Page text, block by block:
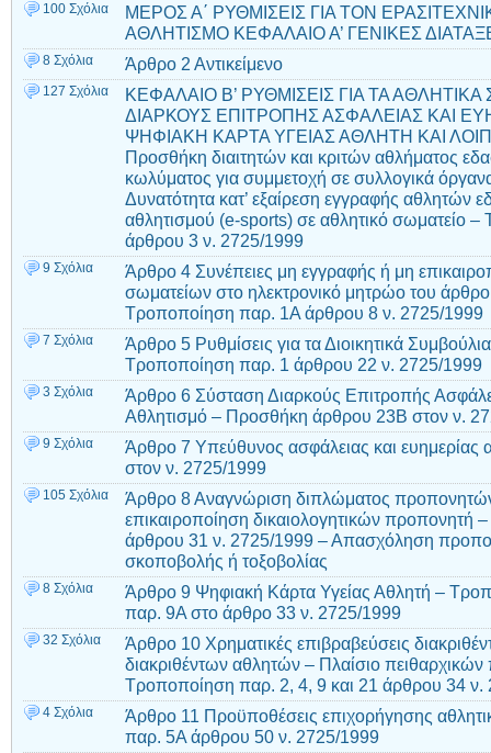
100 Σχόλια
ΜΕΡΟΣ Α΄ ΡΥΘΜΙΣΕΙΣ ΓΙΑ ΤΟΝ
ΑΘΛΗΤΙΣΜΟ ΚΕΦΑΛΑΙΟ Α’ ΓΕΝΙΚΕΣ
8 Σχόλια Άρθρο 2 Αντικείμενο
127 Σχόλια
ΚΕΦΑΛΑΙΟ Β’ ΡΥΘΜΙΣΕΙΣ ΓΙΑ ΤΑ
ΔΙΑΡΚΟΥΣ ΕΠΙΤΡΟΠΗΣ ΑΣΦΑΛΕΙΑΣ ΚΑΙ
ΨΗΦΙΑΚΗ ΚΑΡΤΑ ΥΓΕΙΑΣ ΑΘΛΗΤΗ ΚΑΙ
Προσθήκη διαιτητών και κριτών αθλήματος
κωλύματος για συμμετοχή σε συλλογικά
Δυνατότητα κατ’ εξαίρεση εγγραφής αθλητών
αθλητισμού (e-sports) σε αθλητικό σωματείο
άρθρου 3 ν. 2725/1999
9 Σχόλια
Άρθρο 4 Συνέπειες μη εγγραφής ή μη
σωματείων στο ηλεκτρονικό μητρώο του
Τροποποίηση παρ. 1Α άρθρου 8 ν. 2725/1999
7 Σχόλια
Άρθρο 5 Ρυθμίσεις για τα Διοικητικά
Τροποποίηση παρ. 1 άρθρου 22 ν. 2725/1999
3 Σχόλια
Άρθρο 6 Σύσταση Διαρκούς Επιτροπής
Αθλητισμό – Προσθήκη άρθρου 23Β στον ν.
9 Σχόλια
Άρθρο 7 Υπεύθυνος ασφάλειας και
στον ν. 2725/1999
105 Σχόλια
Άρθρο 8 Αναγνώριση διπλώματος
επικαιροποίηση δικαιολογητικών
άρθρου 31 ν. 2725/1999 – Απασχόληση
σκοποβολής ή τοξοβολίας
8 Σχόλια
Άρθρο 9 Ψηφιακή Κάρτα Υγείας Αθλητή –
παρ. 9Α στο άρθρο 33 ν. 2725/1999
32 Σχόλια
Άρθρο 10 Χρηματικές επιβραβεύσεις
διακριθέντων αθλητών – Πλαίσιο πειθαρχικών
Τροποποίηση παρ. 2, 4, 9 και 21 άρθρου 34 ν.
4 Σχόλια
Άρθρο 11 Προϋποθέσεις επιχορήγησης
παρ. 5Α άρθρου 50 ν. 2725/1999